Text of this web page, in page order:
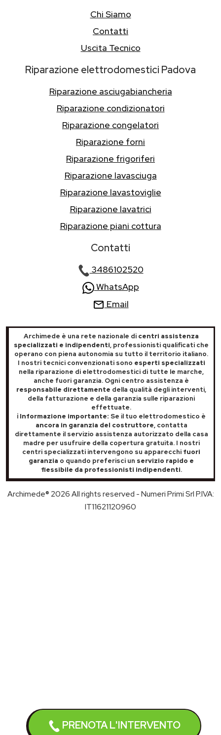
PRENOTA L'INTERVENTO
Chi Siamo
Contatti
Uscita Tecnico
Riparazione elettrodomestici Padova
Riparazione asciugabiancheria
Riparazione condizionatori
Riparazione congelatori
Riparazione forni
Riparazione frigoriferi
Riparazione lavasciuga
Riparazione lavastoviglie
Riparazione lavatrici
Riparazione piani cottura
Contatti
3486102520
WhatsApp
Email
Archimede è una rete nazionale di centri assistenza
specializzati e indipendenti, professionisti qualificati che
operano con piena autonomia su tutto il territorio italiano.
I nostri tecnici convenzionati sono esperti specializzati
nella riparazione di elettrodomestici di tutte le marche,
anche fuori garanzia. Ogni centro assistenza è
responsabile direttamente della qualità degli interventi,
della fatturazione e della garanzia sulle riparazioni
effettuate.
ℹ️ Informazione importante: Se il tuo elettrodomestico è
ancora in garanzia del costruttore, contatta
direttamente il servizio assistenza autorizzato della casa
madre per usufruire della copertura gratuita. I nostri
centri specializzati intervengono su apparecchi fuori
garanzia o quando preferisci un servizio rapido e
flessibile da professionisti indipendenti.
Archimede® 2026 All rights reserved - Numeri Primi Srl P.IVA:
IT11621120960